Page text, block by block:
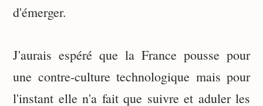
d'émerger.
J'aurais espéré que la France pousse pour
une contre-culture technologique mais pour
l'instant elle n'a fait que suivre et aduler les